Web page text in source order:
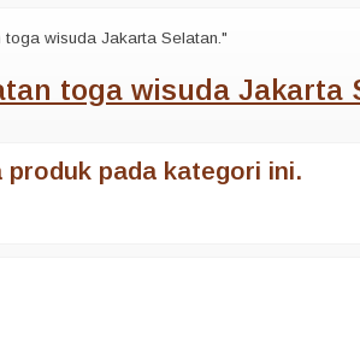
wisuda Jakarta Selatan."
toga wisuda Jakarta
pada kategori ini.